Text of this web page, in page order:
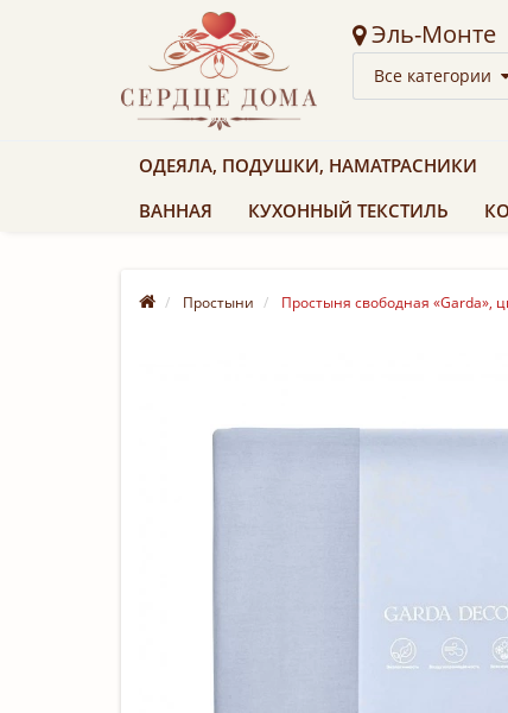
Эль-Монте
Все категории
ОДЕЯЛА, ПОДУШКИ, НАМАТРАСНИКИ
ВАННАЯ
КУХОННЫЙ ТЕКСТИЛЬ
Простыни Простыня свободная «Garda»,